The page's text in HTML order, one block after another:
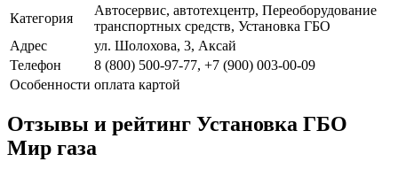
Категория
Автосервис, автотехцентр, Переоборудование
транспортных средств, Установка ГБО
Адрес
ул. Шолохова, 3, Аксай
Телефон
8 (800) 500-97-77, +7 (900) 003-00-09
Особенности оплата картой
Отзывы и рейтинг Установка ГБО
Мир газа